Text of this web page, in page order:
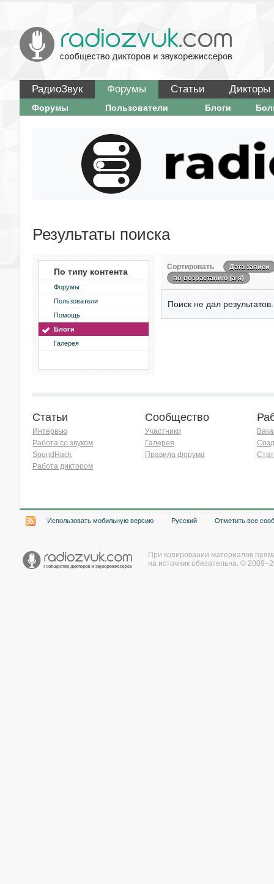
РадиоЗвук Форумы Статьи Дикторы
Форумы Пользователи Блоги
Результаты поиска
По типу контента
Форумы
Пользователи
Помощь
Блоги
Галерея
Сортировать
Дата записи
по возрастанию (а-я)
Поиск не дал результатов.
Статьи
Интервью
Работа со звуком
SoundHack
Работа диктором
Сообщество
Участники
Галерея
Правила форума
Использовать мобильную версию Русский Отметить все
При копировании материалов
на источник обязательна. ©